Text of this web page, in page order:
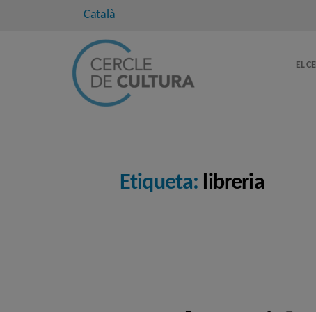
Català
EL
Etiqueta: libreria